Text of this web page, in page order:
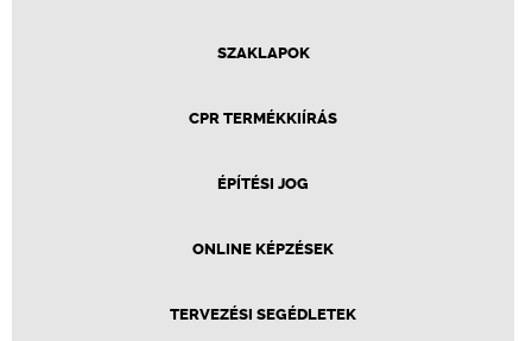
SZAKLAPOK
CPR TERMÉKKIÍRÁS
ÉPÍTÉSI JOG
ONLINE KÉPZÉSEK
TERVEZÉSI SEGÉDLETEK